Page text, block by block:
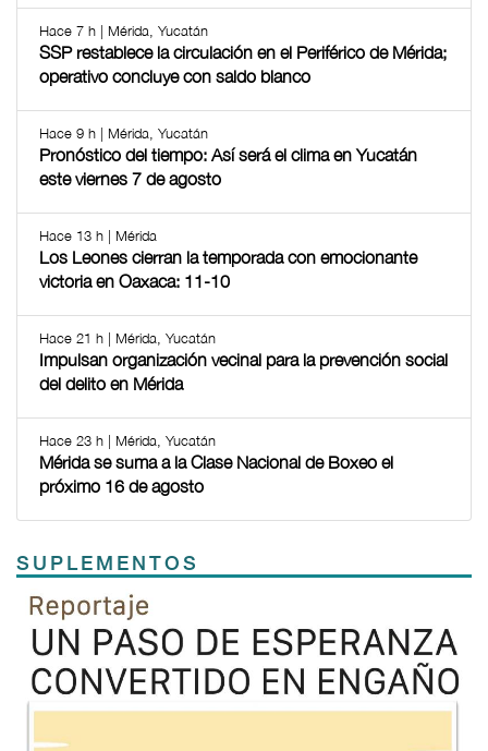
Hace 7 h | Mérida, Yucatán
SSP restablece la circulación en el Periférico de Mérida;
operativo concluye con saldo blanco
Hace 9 h | Mérida, Yucatán
Pronóstico del tiempo: Así será el clima en Yucatán
este viernes 7 de agosto
Hace 13 h | Mérida
Los Leones cierran la temporada con emocionante
victoria en Oaxaca: 11-10
Hace 21 h | Mérida, Yucatán
Impulsan organización vecinal para la prevención social
del delito en Mérida
Hace 23 h | Mérida, Yucatán
Mérida se suma a la Clase Nacional de Boxeo el
próximo 16 de agosto
SUPLEMENTOS
Previous
TODOS LOS SUPLEMENTOS